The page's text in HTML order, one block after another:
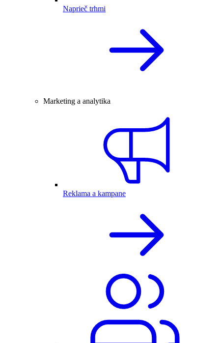
Naprieč trhmi
Marketing a analytika
Reklama a kampane